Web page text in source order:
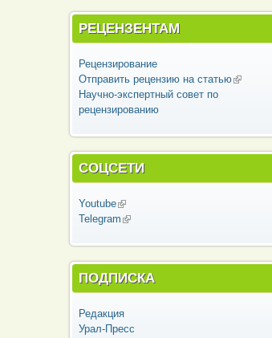
РЕЦЕНЗЕНТАМ
Рецензирование
Отправить рецензию на статью(внешняя
Научно-экспертный совет по
рецензированию
СОЦСЕТИ
Youtube(внешняя ссылка)
Telegram (внешняя ссылка)
ПОДПИСКА
Редакция
Урал-Пресс